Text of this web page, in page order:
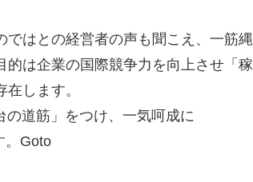
はとの経営者の声も聞こえ、一筋縄
は企業の国際競争力を向上させ「稼
します。
道筋」をつけ、一気呵成に
。Goto